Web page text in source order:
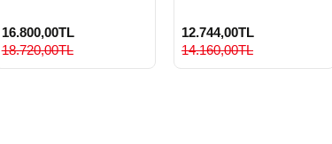
16.800,00TL
18.720,00TL
12.744,00TL
14.160,00TL